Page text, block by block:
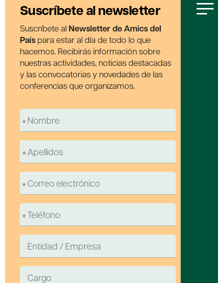
Suscríbete al newsletter
Suscríbete al Newsletter de Amics del
País para estar al día de todo lo que
hacemos. Recibirás información sobre
nuestras actividades, noticias destacadas
y las convocatorias y novedades de las
conferencias que organizamos.